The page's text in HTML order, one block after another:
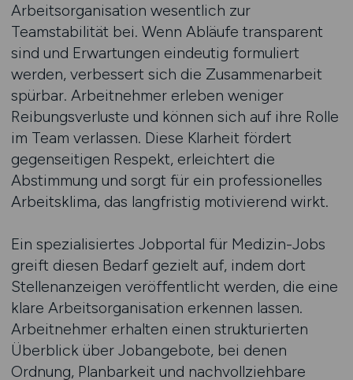
Arbeitsorganisation wesentlich zur
Teamstabilität bei. Wenn Abläufe transparent
sind und Erwartungen eindeutig formuliert
werden, verbessert sich die Zusammenarbeit
spürbar. Arbeitnehmer erleben weniger
Reibungsverluste und können sich auf ihre Rolle
im Team verlassen. Diese Klarheit fördert
gegenseitigen Respekt, erleichtert die
Abstimmung und sorgt für ein professionelles
Arbeitsklima, das langfristig motivierend wirkt.
Ein spezialisiertes Jobportal für Medizin-Jobs
greift diesen Bedarf gezielt auf, indem dort
Stellenanzeigen veröffentlicht werden, die eine
klare Arbeitsorganisation erkennen lassen.
Arbeitnehmer erhalten einen strukturierten
Überblick über Jobangebote, bei denen
Ordnung, Planbarkeit und nachvollziehbare